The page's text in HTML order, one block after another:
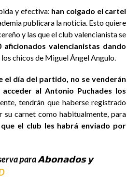
y efectiva: han colgado el cartel
publicara la noticia. Esto quiere
y las que el club valencianista se
aficionados valencianistas dando
chicos de Miguel Ángel Angulo.
el día del partido, no se venderán
al Antonio Puchades los
tendrán que haberse registrado
su carnet como habitualmente, para
el club les habrá enviado por
para 𝗔𝗯𝗼𝗻𝗮𝗱𝗼𝘀 𝘆